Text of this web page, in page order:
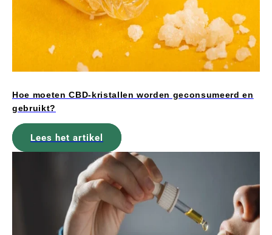
Hoe moeten CBD-kristallen worden geconsumeerd en
gebruikt?
Lees het artikel